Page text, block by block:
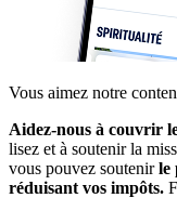
Vous aimez notre
Aidez-nous à couvrir
lisez et à soutenir la
vous pouvez soutenirle
réduisant vos impôts.